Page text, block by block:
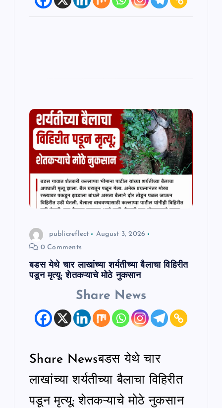
publicreflect
August 3, 2026
0 Comments
बडस येथे चार लाखांच्या शर्यतीच्या बैलाचा विहिरीत
पडून मृत्यू; शेतकऱ्याचे मोठे नुकसान
Share News
Share Newsबडस येथे चार
लाखांच्या शर्यतीच्या बैलाचा विहिरीत
पडून मृत्यू; शेतकऱ्याचे मोठे नुकसान